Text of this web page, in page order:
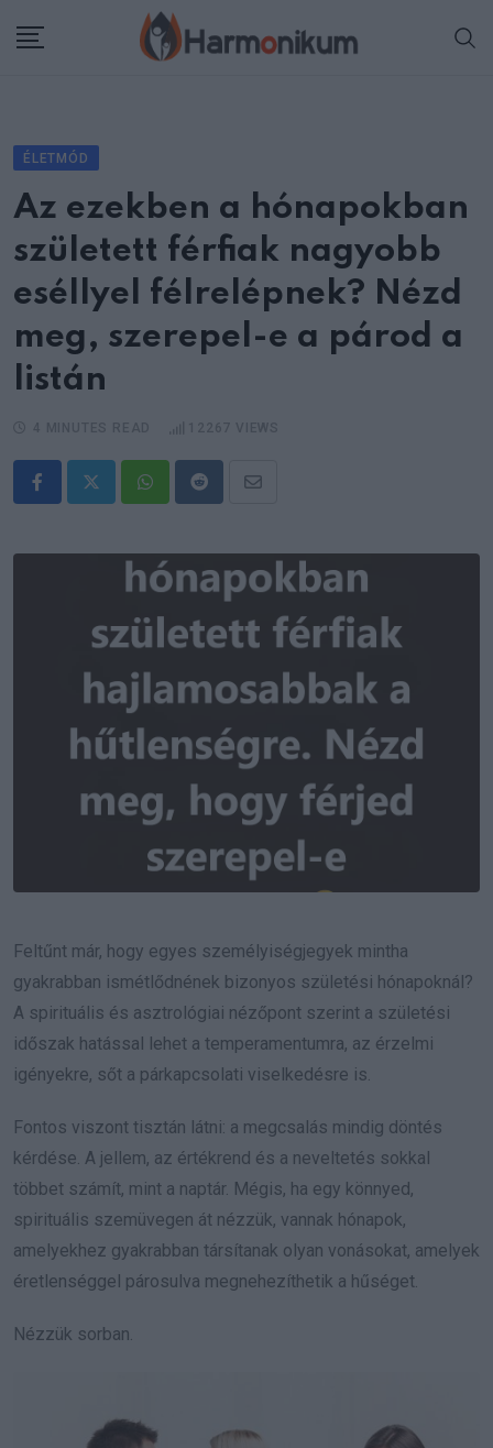
ÉLETMÓD
Az ezekben a hónapokban
született férfiak nagyobb
eséllyel félrelépnek? Nézd
meg, szerepel-e a párod a
listán
WhatsappRedditShare
Email
Feltűnt már, hogy egyes személyiségjegyek mintha
gyakrabban ismétlődnének bizonyos születési hónapoknál?
A spirituális és asztrológiai nézőpont szerint a születési
időszak hatással lehet a temperamentumra, az érzelmi
igényekre, sőt a párkapcsolati viselkedésre is.
Fontos viszont tisztán látni: a megcsalás mindig döntés
kérdése. A jellem, az értékrend és a neveltetés sokkal
többet számít, mint a naptár. Mégis, ha egy könnyed,
spirituális szemüvegen át nézzük, vannak hónapok,
amelyekhez gyakrabban társítanak olyan vonásokat, amelyek
éretlenséggel párosulva megnehezíthetik a hűséget.
Nézzük sorban.